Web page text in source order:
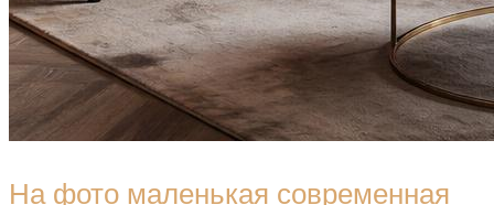
На фото маленькая современная